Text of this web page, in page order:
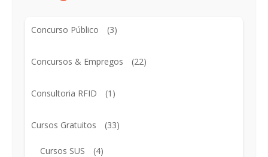
Concurso Público (3)
Concursos & Empregos (22)
Consultoria RFID (1)
Cursos Gratuitos (33)
Cursos SUS (4)